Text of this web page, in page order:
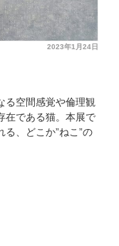
2023年1月24日
る空間感覚や倫理観
在である猫。本展で
、どこか”ねこ”の